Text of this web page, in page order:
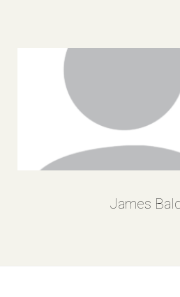
James